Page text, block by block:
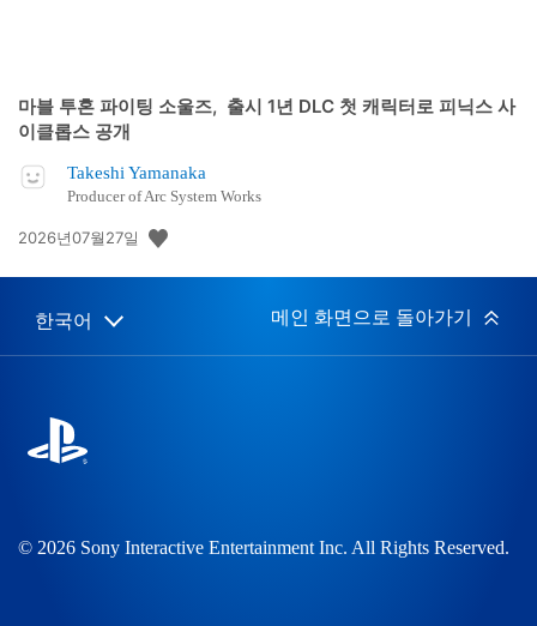
마블 투혼 파이팅 소울즈, 출시 1년 DLC 첫 캐릭터로 피닉스 사
이클롭스 공개
Takeshi Yamanaka
Producer of Arc System Works
공
일:
2026년07월27일
Select
Current
한국어 메인 화면으로 돌아가기
© 2026 Sony Interactive Entertainment Inc. All Rights Reserved.